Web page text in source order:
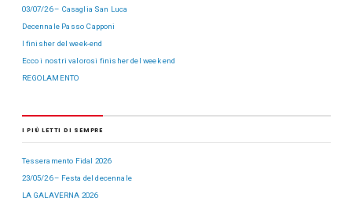
03/07/26 – Casaglia San Luca
Decennale Passo Capponi
I finisher del week-end
Ecco i nostri valorosi finisher del week end
REGOLAMENTO
I PIÙ LETTI DI SEMPRE
Tesseramento Fidal 2026
23/05/26 – Festa del decennale
LA GALAVERNA 2026